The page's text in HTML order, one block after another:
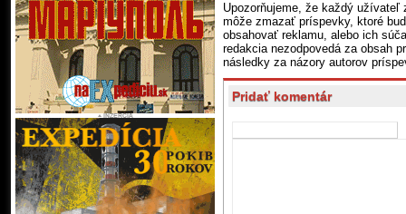
Upozorňujeme, že každý užívateľ
môže zmazať príspevky, ktoré
obsahovať reklamu, alebo ich
redakcia nezodpovedá za obsah
následky za názory autorov
Pridať komentár